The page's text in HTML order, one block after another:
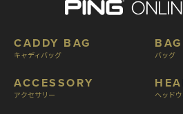
CADDY BAG
キャディバッグ
ACCESSORY
アクセサリー
BAG
バッグ
ヘッド